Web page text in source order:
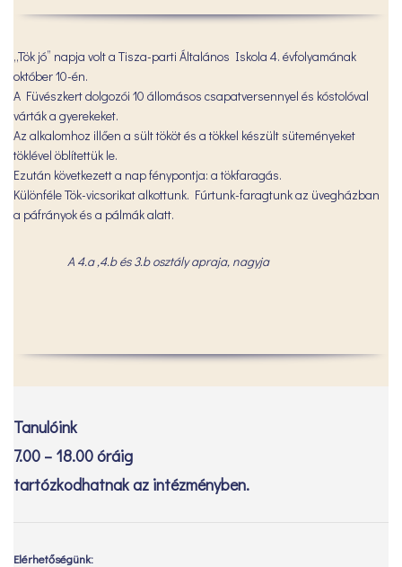
„Tök jó” napja volt a Tisza-parti Általános Iskola 4. évfolyamának
október 10-én.
A Füvészkert dolgozói 10 állomásos csapatversennyel és kóstolóval
várták a gyerekeket.
Az alkalomhoz illően a sült tököt és a tökkel készült süteményeket
töklével öblítettük le.
Ezután következett a nap fénypontja: a tökfaragás.
Különféle Tök-vicsorikat alkottunk. Fúrtunk-faragtunk az üvegházban
a páfrányok és a pálmák alatt.
A 4.a ,4.b és 3.b osztály apraja, nagyja
Tanulóink
7.00 – 18.00 óráig
tartózkodhatnak az intézményben.
Elérhetőségünk: